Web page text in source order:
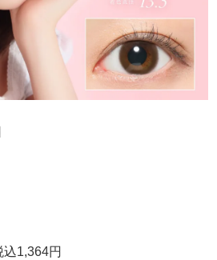
1,364円